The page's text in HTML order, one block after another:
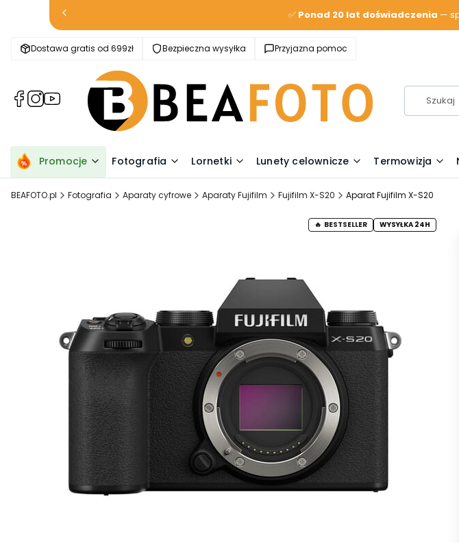
✅ Ponad 20 lat doświadczenia —
Dostawa gratis od 699zł Bezpieczna wysyłka Przyjazna pomoc
(Otwiera
karcie)
(Otwiera
karcie)
(Otwiera
karcie)
Promocje Fotografia Lornetki Lunety celownicze Termowizja
BEAFOTO.pl Fotografia Aparaty cyfrowe Aparaty Fujifilm Fujifilm X-S20 Aparat Fujifilm X-S20
BESTSELLER WYSYŁKA 24H